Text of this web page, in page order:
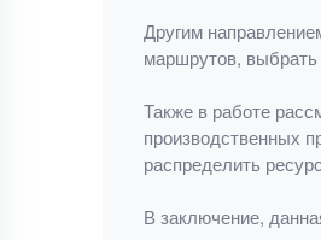
Другим
маршрутов, выбрать
Также в работе
производственных
распределить
В заключение,